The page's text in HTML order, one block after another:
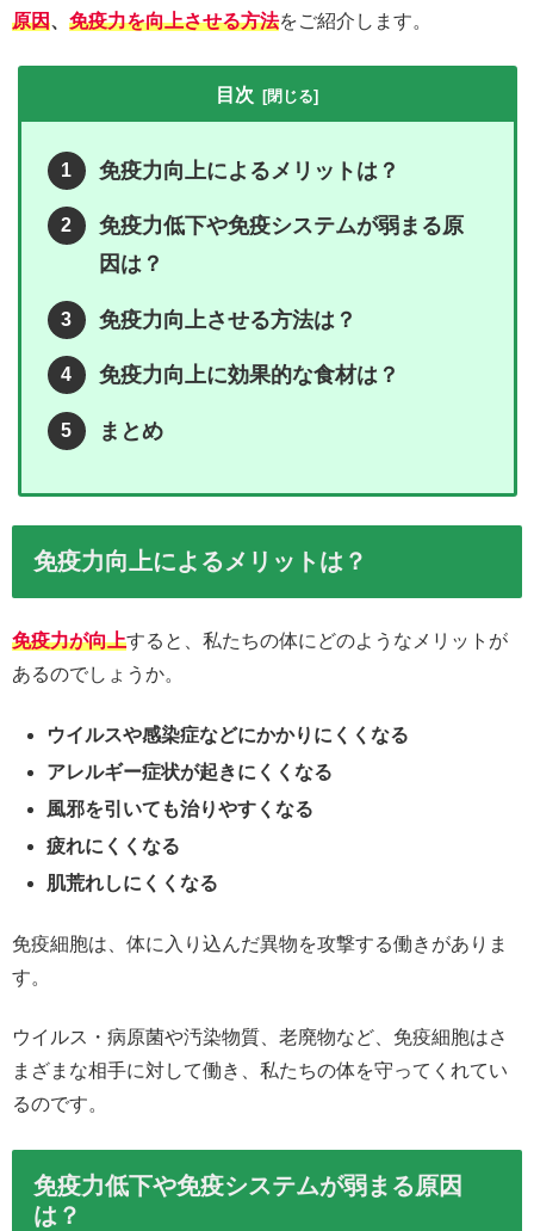
原因、 免疫力を向上させる方法をご紹介します。
目次
免疫力向上によるメリットは？
免疫力低下や免疫システムが弱まる原
因は？
免疫力向上させる方法は？
免疫力向上に効果的な食材は？
まとめ
免疫力向上によるメリットは？
免疫力が向上すると、私たちの体にどのようなメリットが
あるのでしょうか。
ウイルスや感染症などにかかりにくくなる
アレルギー症状が起きにくくなる
風邪を引いても治りやすくなる
疲れにくくなる
肌荒れしにくくなる
免疫細胞は、体に入り込んだ異物を攻撃する働きがありま
す。
ウイルス・病原菌や汚染物質、老廃物など、免疫細胞はさ
まざまな相手に対して働き、私たちの体を守ってくれてい
るのです。
免疫力低下や免疫システムが弱まる原因
は？